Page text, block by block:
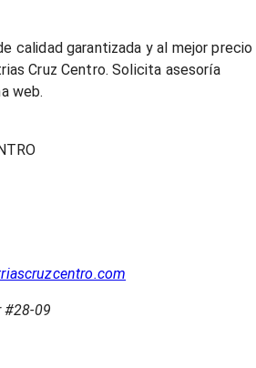
calidad garantizada y al mejor precio
Cruz Centro. Solicita asesoría
web.
#28-09